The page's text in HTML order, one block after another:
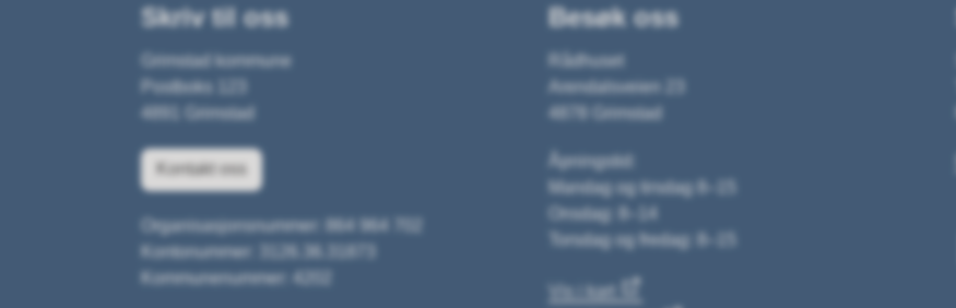
Skriv til oss
Grimstad kommune
Postboks 123
4891 Grimstad
Kontakt oss
Organisasjonsnummer: 864 964 702
Kontonummer: 3126.36.31873
Kommunenummer: 4202
Besøk oss
Rådhuset
Arendalsveien 23
4878 Grimstad
Åpningstid:
Mandag og tirsdag 8–15
Onsdag: 8–14
Torsdag og fredag: 8–15
Vis i kart